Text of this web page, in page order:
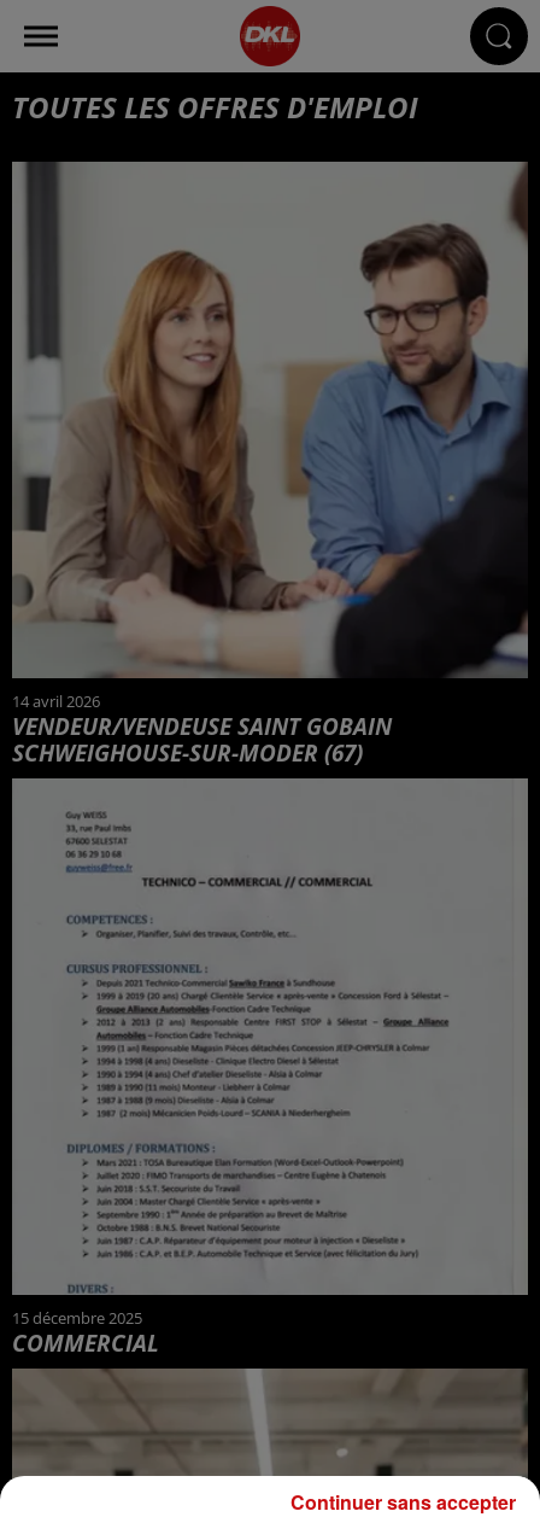
TOUTES LES OFFRES D'EMPLOI
14 avril 2026
VENDEUR/VENDEUSE SAINT GOBAIN
SCHWEIGHOUSE-SUR-MODER (67)
15 décembre 2025
COMMERCIAL
Continuer sans accepter